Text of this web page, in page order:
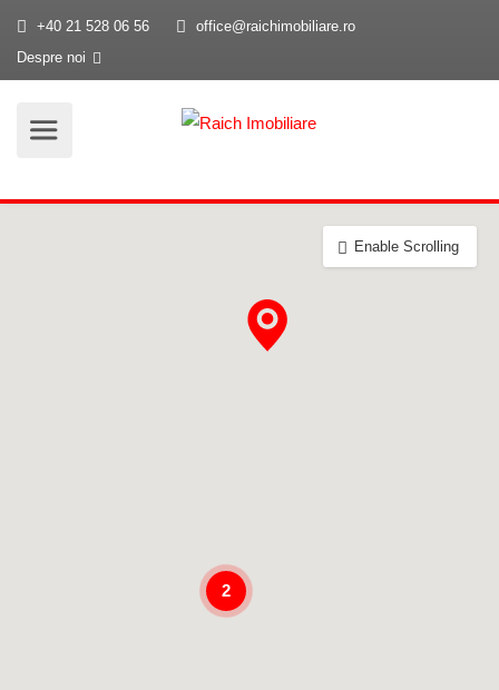
+40 21 528 06 56
office@raichimobiliare.ro
Despre noi
2
Enable Scrolling